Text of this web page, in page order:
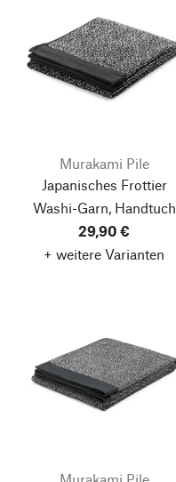
Murakami Pile
Japanisches Frottier
Washi-Garn, Handtuch
29,90 €
+ weitere Varianten